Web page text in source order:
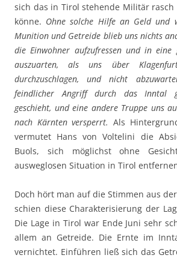
sich das in Tirol stehende Militär
könne. Ohne solche Hilfe an Geld und
Munition und Getreide blieb uns nichts
die Einwohner aufzufressen und in eine
auszuarten, als uns über
durchzuschlagen, und nicht
feindlicher Angriff durch das Inntal
geschieht, und eine andere Truppe uns
nach Kärnten versperrt. Als
vermutet Hans von Voltelini die
Buols, sich möglichst ohne
ausweglosen Situation in Tirol
Doch hört man auf die Stimmen aus
schien diese Charakterisierung der
Die Lage in Tirol war Ende Juni sehr
allem an Getreide. Die Ernte im
vernichtet. Einführen ließ sich das